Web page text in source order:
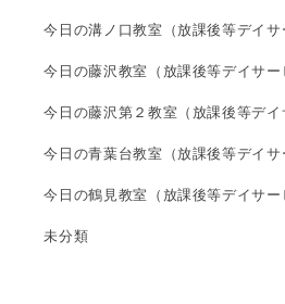
今日の溝ノ口教室（放課後等デイサ
今日の藤沢教室（放課後等デイサー
今日の藤沢第２教室（放課後等デイ
今日の青葉台教室（放課後等デイサ
今日の鶴見教室（放課後等デイサー
未分類